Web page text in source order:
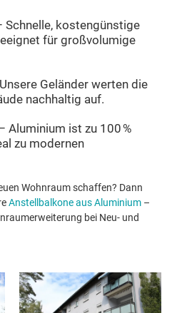
Schnelle, kostengünstige
für großvolumige
Geländer werten die
nachhaltig auf.
Aluminium ist zu 100 %
zu modernen
Wohnraum schaffen? Dann
Anstellbalkone aus Aluminium –
bei Neu- und